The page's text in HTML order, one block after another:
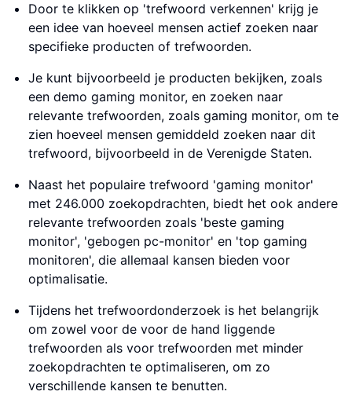
Door te klikken op 'trefwoord verkennen' krijg je
een idee van hoeveel mensen actief zoeken naar
specifieke producten of trefwoorden.
Je kunt bijvoorbeeld je producten bekijken, zoals
een demo gaming monitor, en zoeken naar
relevante trefwoorden, zoals gaming monitor, om te
zien hoeveel mensen gemiddeld zoeken naar dit
trefwoord, bijvoorbeeld in de Verenigde Staten.
Naast het populaire trefwoord 'gaming monitor'
met 246.000 zoekopdrachten, biedt het ook andere
relevante trefwoorden zoals 'beste gaming
monitor', 'gebogen pc-monitor' en 'top gaming
monitoren', die allemaal kansen bieden voor
optimalisatie.
Tijdens het trefwoordonderzoek is het belangrijk
om zowel voor de voor de hand liggende
trefwoorden als voor trefwoorden met minder
zoekopdrachten te optimaliseren, om zo
verschillende kansen te benutten.